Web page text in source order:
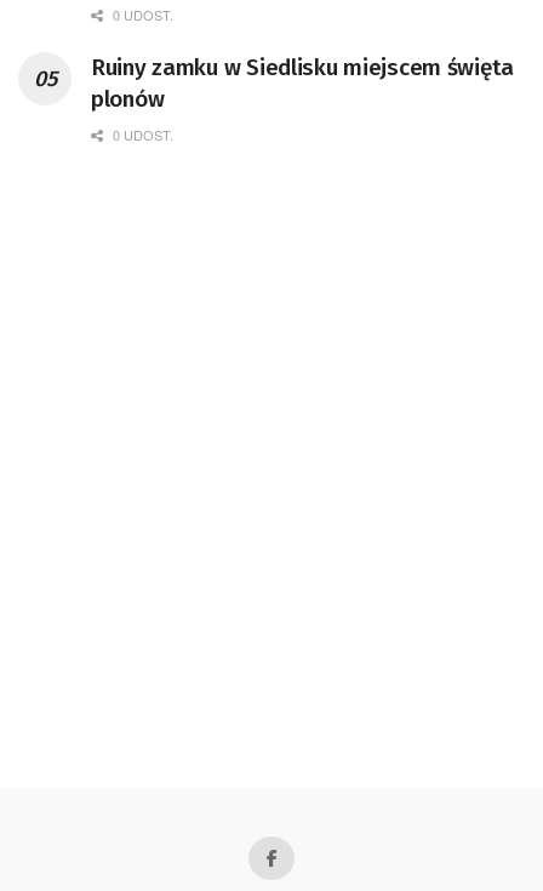
Kompetencji Przemysłu Lotniczo-
Badań Kosmicznych i Satelitarnych PAN.
0 UDOST.
Ruiny zamku w Siedlisku miejscem święta
plonów
0 UDOST.